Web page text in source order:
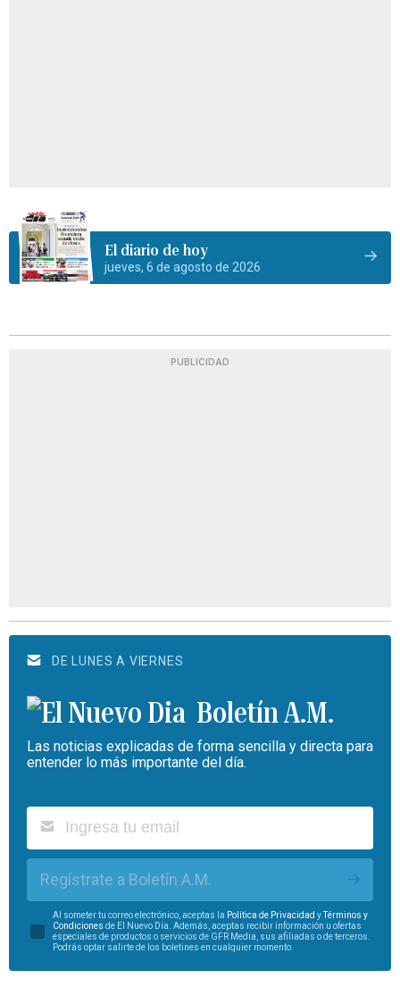
El diario de hoy
jueves, 6 de agosto de 2026
PUBLICIDAD
DE LUNES A VIERNES
Boletín A.M.
Las noticias explicadas de forma sencilla y directa para
entender lo más importante del día.
Regístrate a Boletín A.M.
Al someter tu correo electrónico, aceptas la Política de Privacidad yTérminos y
Condiciones de El Nuevo Día. Además, aceptas recibir información u ofertas
especiales de productos o servicios de GFR Media, sus afiliadas o de terceros.
Podrás optar salirte de los boletines en cualquier momento.